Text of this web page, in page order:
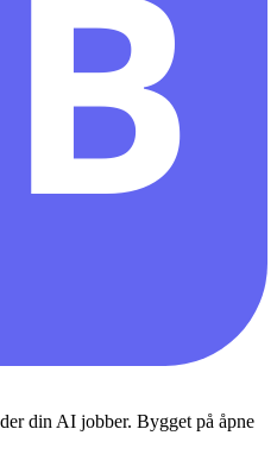
din AI jobber. Bygget på åpne